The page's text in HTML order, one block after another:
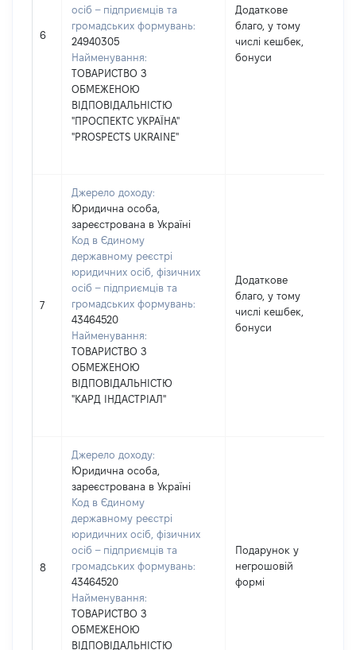
6
осіб – підприємців та
громадських формувань:
24940305
Найменування:
ТОВАРИСТВО З
ОБМЕЖЕНОЮ
ВІДПОВІДАЛЬНІСТЮ
"ПРОСПЕКТС УКРАЇНА"
"PROSPECTS UKRAINE"
Додаткове
благо, у тому
числі кешбек,
бонуси
7
Джерело доходу:
Юридична особа,
зареєстрована в Україні
Код в Єдиному
державному реєстрі
юридичних осіб, фізичних
осіб – підприємців та
громадських формувань:
43464520
Найменування:
ТОВАРИСТВО З
ОБМЕЖЕНОЮ
ВІДПОВІДАЛЬНІСТЮ
"КАРД ІНДАСТРІАЛ"
Додаткове
благо, у тому
числі кешбек,
бонуси
8
Джерело доходу:
Юридична особа,
зареєстрована в Україні
Код в Єдиному
державному реєстрі
юридичних осіб, фізичних
осіб – підприємців та
громадських формувань:
43464520
Найменування:
ТОВАРИСТВО З
ОБМЕЖЕНОЮ
ВІДПОВІДАЛЬНІСТЮ
Подарунок у
негрошовій
формі